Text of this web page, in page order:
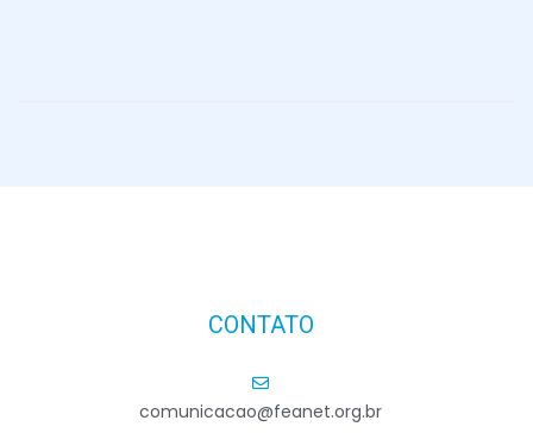
CONTATO
comunicacao@feanet.org.br